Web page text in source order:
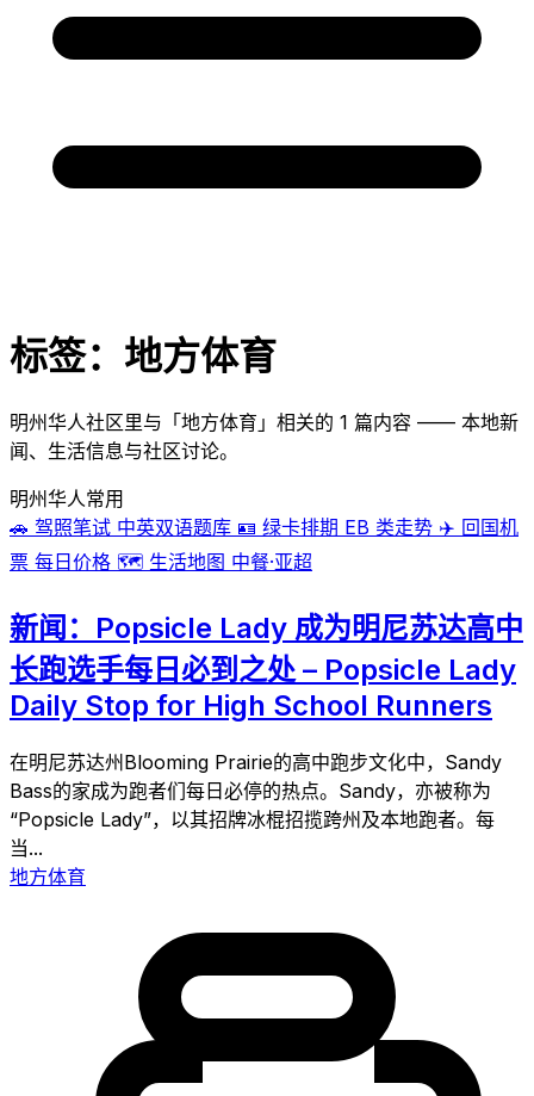
标签：地方体育
明州华人社区里与「地方体育」相关的 1 篇内容 —— 本地新
闻、生活信息与社区讨论。
明州华人常用
🚗 驾照笔试 中英双语题库 🪪 绿卡排期 EB 类走势 ✈️ 回国机
票 每日价格 🗺️ 生活地图 中餐·亚超
新闻：Popsicle Lady 成为明尼苏达高中
长跑选手每日必到之处 – Popsicle Lady
Daily Stop for High School Runners
在明尼苏达州Blooming Prairie的高中跑步文化中，Sandy
Bass的家成为跑者们每日必停的热点。Sandy，亦被称为
“Popsicle Lady”，以其招牌冰棍招揽跨州及本地跑者。每
当...
地方体育